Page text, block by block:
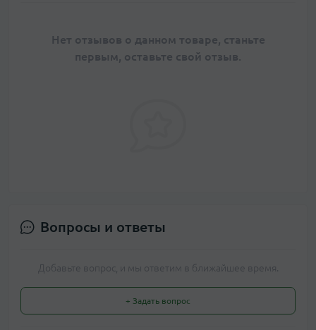
Нет отзывов о данном товаре, станьте
первым, оставьте свой отзыв.
Вопросы и ответы
Добавьте вопрос, и мы ответим в ближайшее время.
+ Задать вопрос